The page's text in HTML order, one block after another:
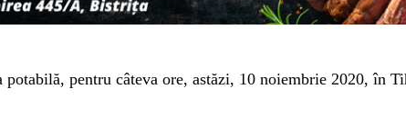
potabilă, pentru câteva ore, astăzi, 10 noiembrie 2020, în